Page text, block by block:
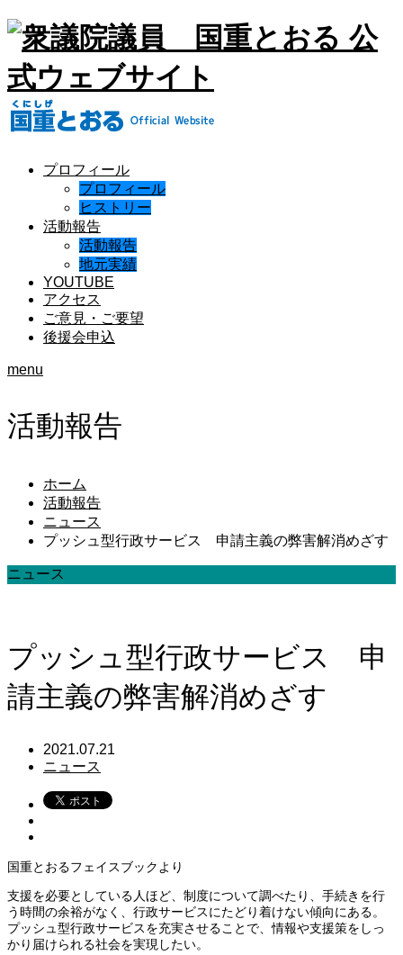
プロフィール
プロフィール
ヒストリー
活動報告
活動報告
地元実績
YOUTUBE
アクセス
ご意見・ご要望
後援会申込
menu
活動報告
ホーム
活動報告
ニュース
プッシュ型行政サービス 申請主義の弊害解消めざす
ニュース
プッシュ型行政サービス 申
請主義の弊害解消めざす
2021.07.21
ニュース
国重とおるフェイスブックより
支援を必要としている人ほど、制度について調べたり、手続きを行
う時間の余裕がなく、行政サービスにたどり着けない傾向にある。
プッシュ型行政サービスを充実させることで、情報や支援策をしっ
かり届けられる社会を実現したい。